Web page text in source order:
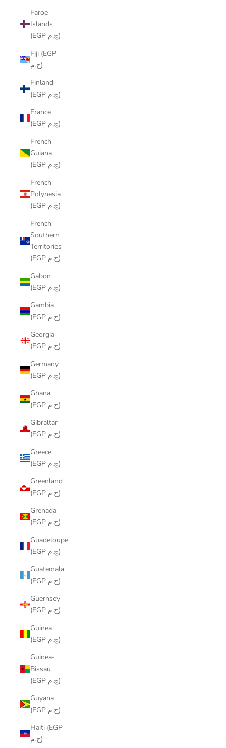
Faroe
Islands
(EGP ج.م)
Fiji (EGP
ج.م)
Finland
(EGP ج.م)
France
(EGP ج.م)
French
Guiana
(EGP ج.م)
French
Polynesia
(EGP ج.م)
French
Southern
Territories
(EGP ج.م)
Gabon
(EGP ج.م)
Gambia
(EGP ج.م)
Georgia
(EGP ج.م)
Germany
(EGP ج.م)
Ghana
(EGP ج.م)
Gibraltar
(EGP ج.م)
Greece
(EGP ج.م)
Greenland
(EGP ج.م)
Grenada
(EGP ج.م)
Guadeloupe
(EGP ج.م)
Guatemala
(EGP ج.م)
Guernsey
(EGP ج.م)
Guinea
(EGP ج.م)
Guinea-
Bissau
(EGP ج.م)
Guyana
(EGP ج.م)
Haiti (EGP
ج.م)